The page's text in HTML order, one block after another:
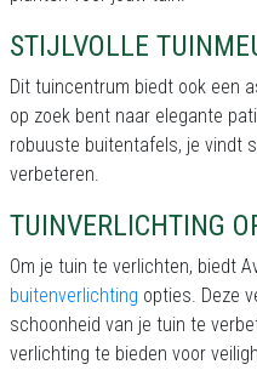
STIJLVOLLE
Dit tuincentrum biedt ook een
op zoek bent naar elegante
robuuste buitentafels, je vindt
verbeteren.
TUINVERLICHTING
Om je tuin te verlichten, biedt
buitenverlichting opties. Deze
schoonheid van je tuin te
verlichting te bieden voor